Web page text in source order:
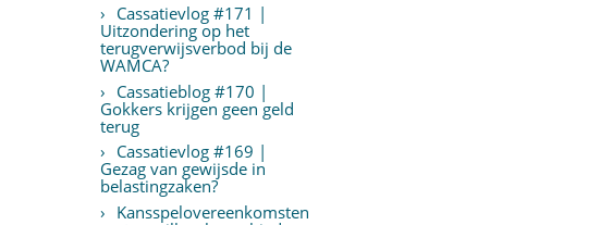
Cassatievlog #171 |
Uitzondering op het
terugverwijsverbod bij de
WAMCA?
Cassatieblog #170 |
Gokkers krijgen geen geld
terug
Cassatievlog #169 |
Gezag van gewijsde in
belastingzaken?
Kansspelovereenkomsten